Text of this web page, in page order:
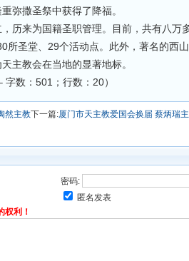
弥撒圣祭中获得了降福。
历来为国籍圣职管理。目前，共有八万
所圣堂、29个活动点。此外，著名的西
主教会在当地的显著地标。
数：501；行数：20）
然主教下一篇:厦门市天主教爱国会换届 蔡炳瑞
密码:
匿名发表
利！